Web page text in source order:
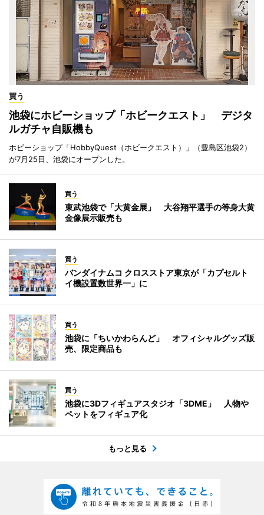
買う
池袋にホビーショップ「ホビークエスト」 デジタ
ルガチャ自販機も
ホビーショップ「HobbyQuest（ホビークエスト）」（豊島区池袋2）
が7月25日、池袋にオープンした。
買う
東武池袋で「大黄金展」 大谷翔平選手の等身大黄
金像展示販売も
買う
バンダイナムコ クロスストア東京が「カプセルト
イ機設置数世界一」に
買う
池袋に「ちいかわらんど」 オフィシャルグッズ販
売、限定商品も
買う
池袋に3Dフィギュアスタジオ「3DME」 人物や
ペットをフィギュア化
もっと見る